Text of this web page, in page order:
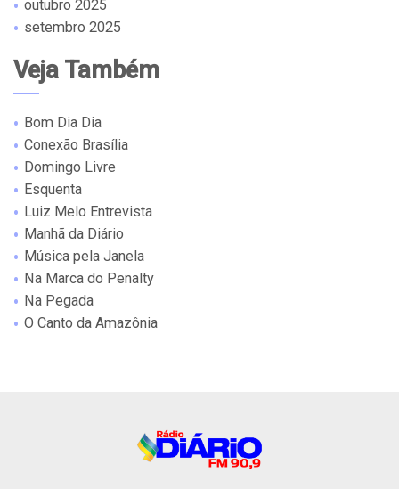
outubro 2025
setembro 2025
Veja Também
Bom Dia Dia
Conexão Brasília
Domingo Livre
Esquenta
Luiz Melo Entrevista
Manhã da Diário
Música pela Janela
Na Marca do Penalty
Na Pegada
O Canto da Amazônia